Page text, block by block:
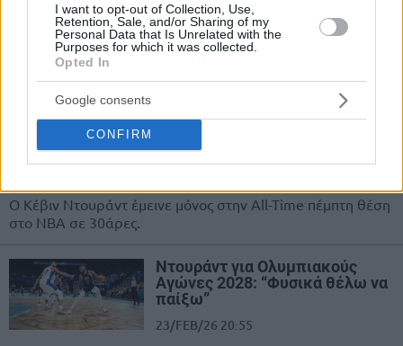
I want to opt-out of Collection, Use,
Retention, Sale, and/or Sharing of my
Personal Data that Is Unrelated with the
Purposes for which it was collected.
Opted In
Google consents
CONFIRM
Ο Κέβιν Ντουράντ σαν από μηχανής θεός έσωσε τους
Ρόκετς στο τέλος κατά των Πέλικανς (107-105), που
έκαναν ένα......
Ντουράντ: Πρώτα μανούριασε
με τον Χίρο, μετά ξεπέρασε τον
ηττήθηκε)
Ο Κέβιν Ντουράντ έμεινε μόνος στην All-Time πέμπτη θέση
στο NBA σε 30άρες.
Ντουράντ για Ολυμπιακούς
Αγώνες 2028: “Φυσικά θέλω να
παίξω”
23/FEB/26 20:55